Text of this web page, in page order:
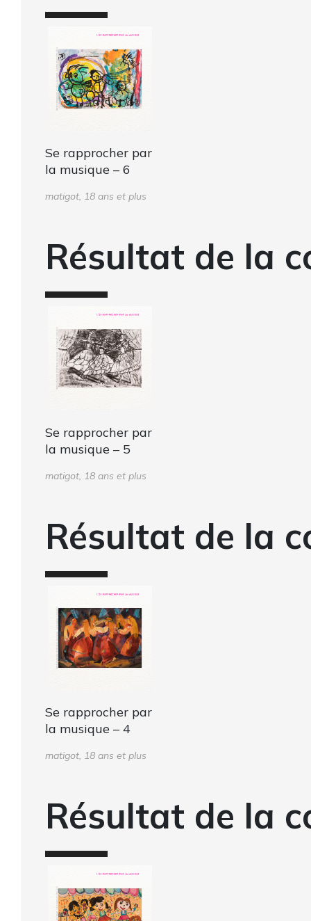
Se rapprocher par
la musique – 6
matigot, 18 ans et plus
Résultat de la
Se rapprocher par
la musique – 5
matigot, 18 ans et plus
Résultat de la
Se rapprocher par
la musique – 4
matigot, 18 ans et plus
Résultat de la